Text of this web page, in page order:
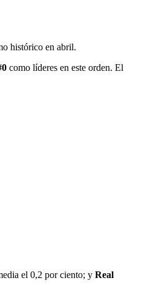
histórico en abril.
como líderes en este orden. El
el 0,2 por ciento; y Real